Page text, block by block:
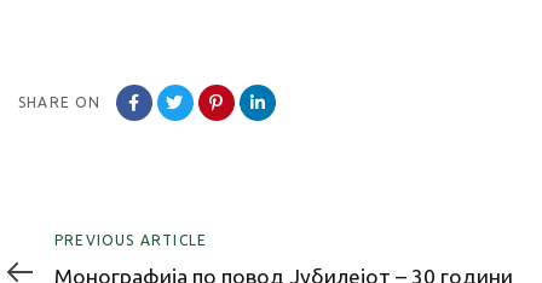
Македонски национален комитет на ИКОМОС
Next
NEXT ARTICLE